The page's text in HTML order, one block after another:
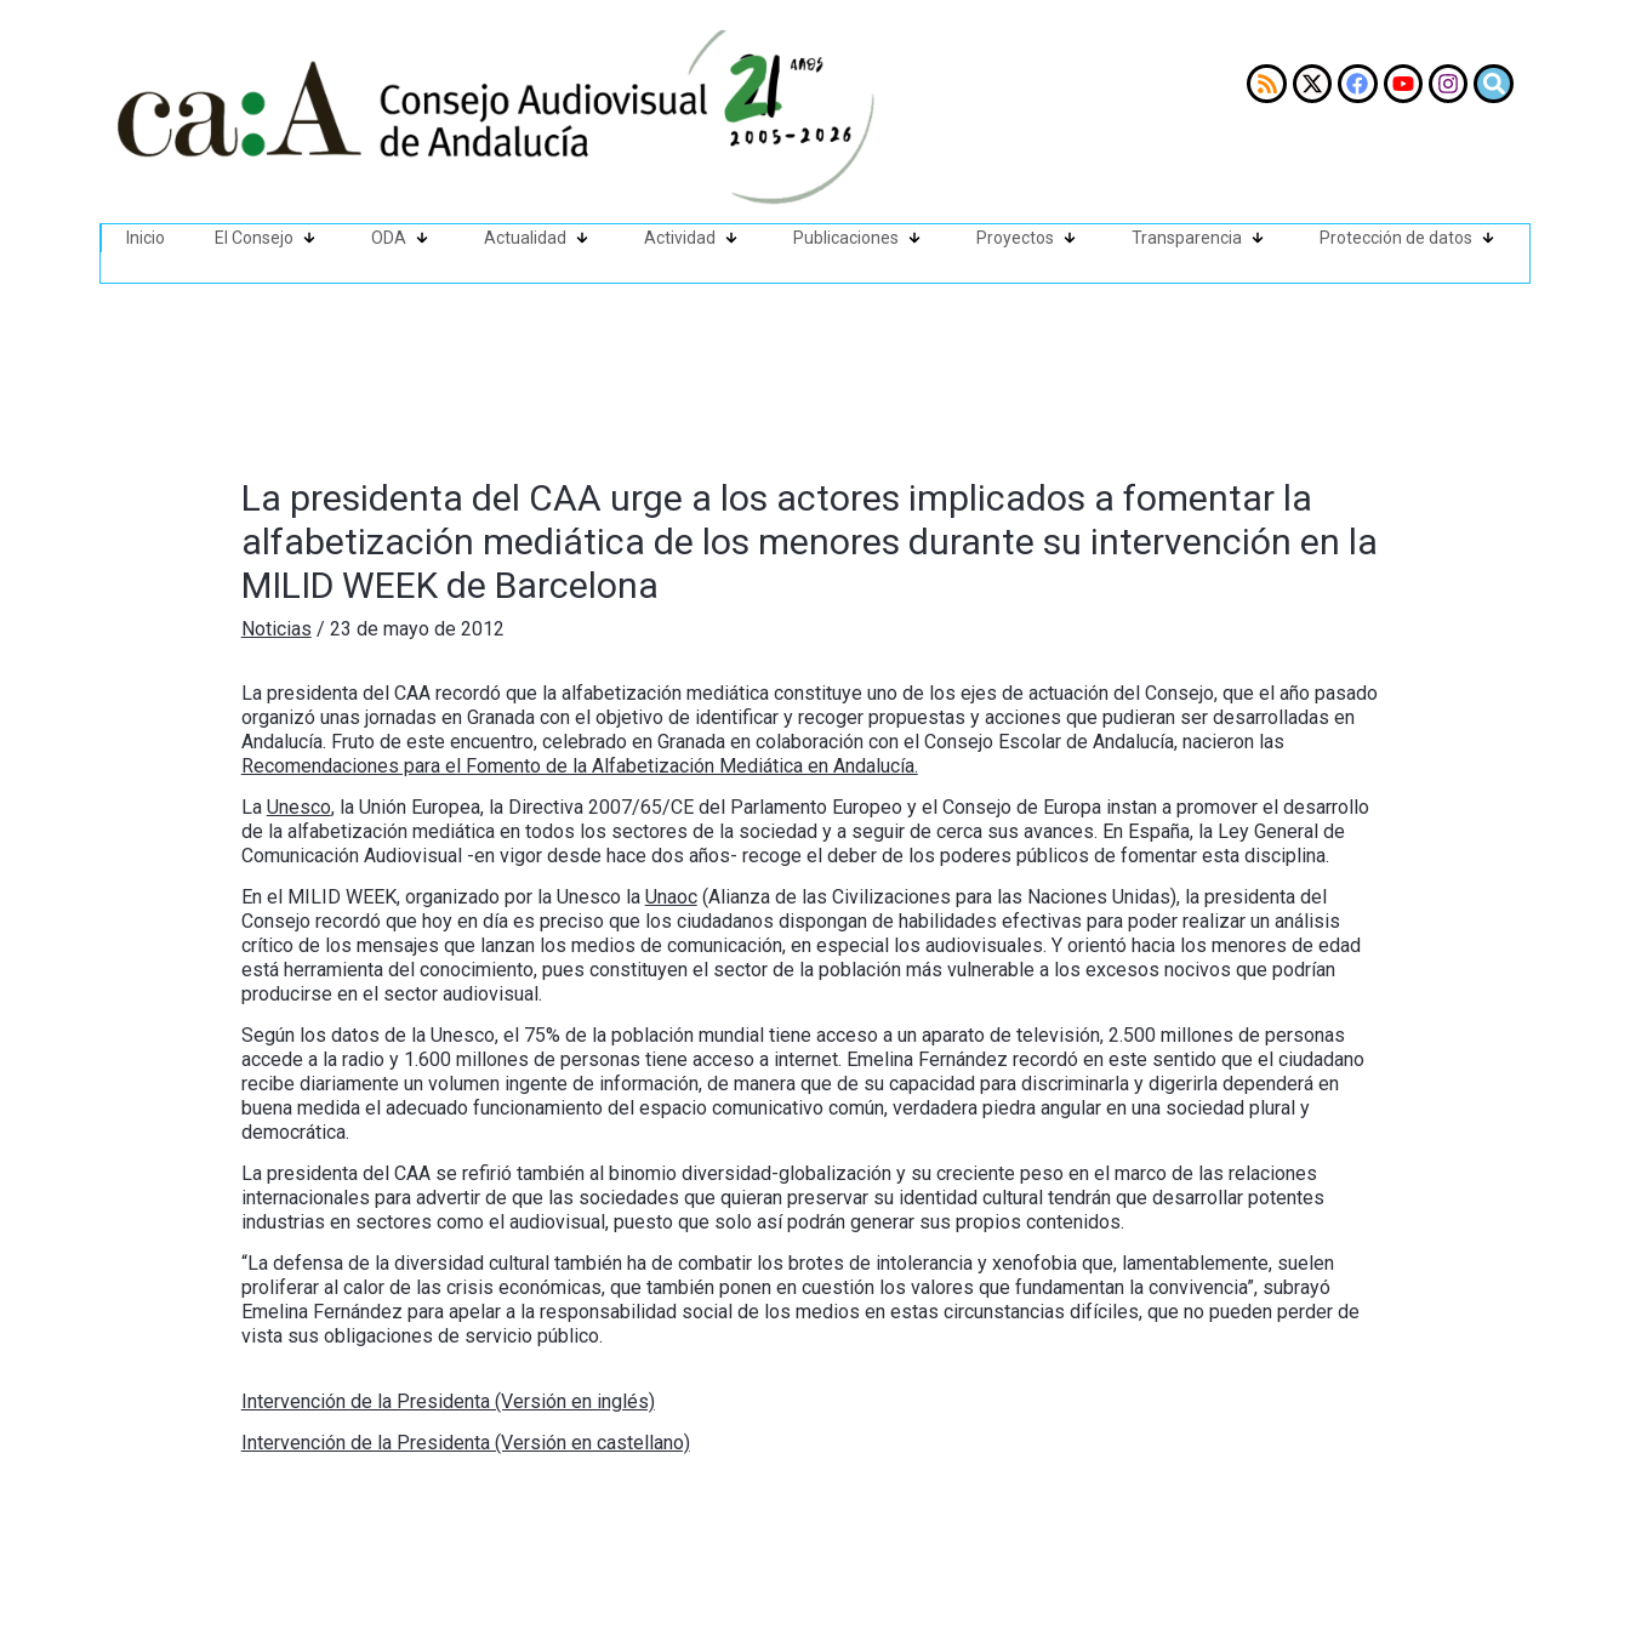
Inicio El Consejo ODA Actualidad Actividad Publicaciones Proyectos Transparencia Protección de datos
La presidenta del CAA urge a los actores implicados a fomentar la
alfabetización mediática de los menores durante su intervención en la
MILID WEEK de Barcelona
Noticias / 23 de mayo de 2012
La presidenta del CAA recordó que la alfabetización mediática constituye uno de los ejes de actuación del Consejo, que el año pasado
organizó unas jornadas en Granada con el objetivo de identificar y recoger propuestas y acciones que pudieran ser desarrolladas en
Andalucía. Fruto de este encuentro, celebrado en Granada en colaboración con el Consejo Escolar de Andalucía, nacieron las
Recomendaciones para el Fomento de la Alfabetización Mediática en Andalucía.
La Unesco, la Unión Europea, la Directiva 2007/65/CE del Parlamento Europeo y el Consejo de Europa instan a promover el desarrollo
de la alfabetización mediática en todos los sectores de la sociedad y a seguir de cerca sus avances. En España, la Ley General de
Comunicación Audiovisual -en vigor desde hace dos años- recoge el deber de los poderes públicos de fomentar esta disciplina.
En el MILID WEEK, organizado por la Unesco la Unaoc(Alianza de las Civilizaciones para las Naciones Unidas), la presidenta del
Consejo recordó que hoy en día es preciso que los ciudadanos dispongan de habilidades efectivas para poder realizar un análisis
crítico de los mensajes que lanzan los medios de comunicación, en especial los audiovisuales. Y orientó hacia los menores de edad
está herramienta del conocimiento, pues constituyen el sector de la población más vulnerable a los excesos nocivos que podrían
producirse en el sector audiovisual.
Según los datos de la Unesco, el 75% de la población mundial tiene acceso a un aparato de televisión, 2.500 millones de personas
accede a la radio y 1.600 millones de personas tiene acceso a internet. Emelina Fernández recordó en este sentido que el ciudadano
recibe diariamente un volumen ingente de información, de manera que de su capacidad para discriminarla y digerirla dependerá en
buena medida el adecuado funcionamiento del espacio comunicativo común, verdadera piedra angular en una sociedad plural y
democrática.
La presidenta del CAA se refirió también al binomio diversidad-globalización y su creciente peso en el marco de las relaciones
internacionales para advertir de que las sociedades que quieran preservar su identidad cultural tendrán que desarrollar potentes
industrias en sectores como el audiovisual, puesto que solo así podrán generar sus propios contenidos.
“La defensa de la diversidad cultural también ha de combatir los brotes de intolerancia y xenofobia que, lamentablemente, suelen
proliferar al calor de las crisis económicas, que también ponen en cuestión los valores que fundamentan la convivencia”, subrayó
Emelina Fernández para apelar a la responsabilidad social de los medios en estas circunstancias difíciles, que no pueden perder de
vista sus obligaciones de servicio público.
Intervención de la Presidenta (Versión en inglés)
Intervención de la Presidenta (Versión en castellano)